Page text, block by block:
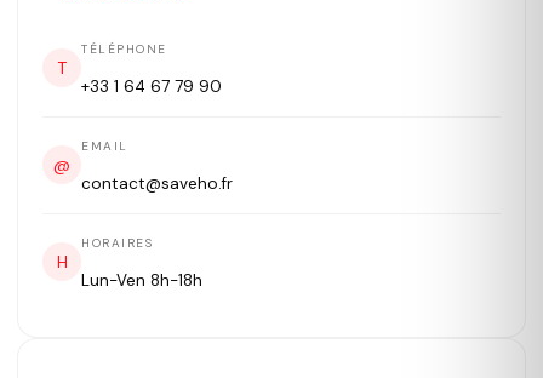
T
TÉLÉPHONE
+33 1 64 67 79 90
@
EMAIL
contact@saveho.fr
H
HORAIRES
Lun-Ven 8h-18h